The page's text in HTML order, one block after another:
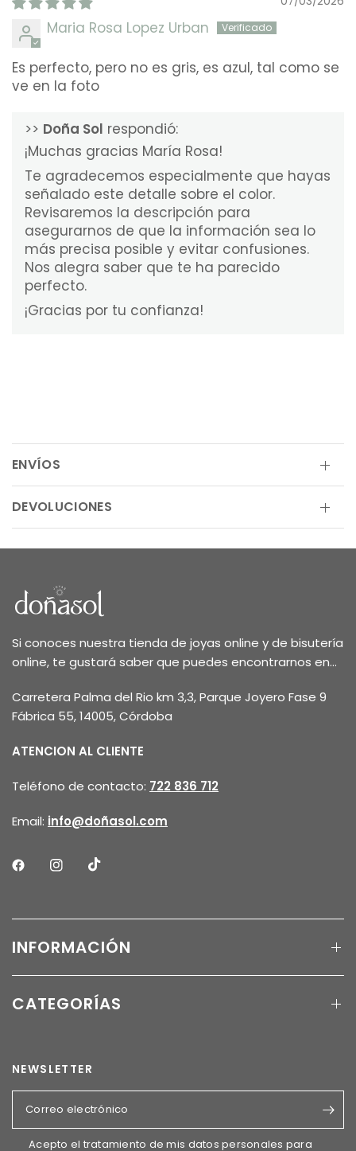
Maria Rosa Lopez Urban
Es perfecto, pero no es gris, es azul, tal como se
ve en la foto
>> Doña Sol respondió:
¡Muchas gracias María Rosa!
Te agradecemos especialmente que hayas
señalado este detalle sobre el color.
Revisaremos la descripción para
asegurarnos de que la información sea lo
más precisa posible y evitar confusiones.
Nos alegra saber que te ha parecido
perfecto.
¡Gracias por tu confianza!
ENVÍOS
DEVOLUCIONES
Si conoces nuestra tienda de joyas online y de bisutería
online, te gustará saber que puedes encontrarnos en...
Carretera Palma del Rio km 3,3, Parque Joyero Fase 9
Fábrica 55, 14005, Córdoba
ATENCION AL CLIENTE
Teléfono de contacto: 722 836 712
Email: info@doñasol.com
INFORMACIÓN
CATEGORÍAS
NEWSLETTER
Correo electrónico
Acepto el tratamiento de mis datos personales para